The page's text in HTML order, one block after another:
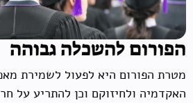
הפורום להשכלה גבוהה
מטרת הפורום היא לפעול לשמירת
האקדמיה ולחיזוקם וכן להתריע על